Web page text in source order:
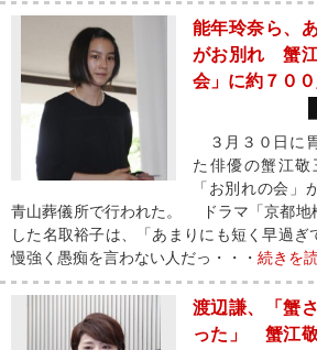
能年玲奈ら、
がお別れ 蟹
会」に約７０
３月３０日に
た俳優の蟹江
「お別れの会」
青山葬儀所で行われた。 ドラマ「京都地
した名取裕子は、「あまりにも短く早過
慢強く愚痴を言わない人だっ・・・ 続きを
渡辺謙、「蟹
った」 蟹江